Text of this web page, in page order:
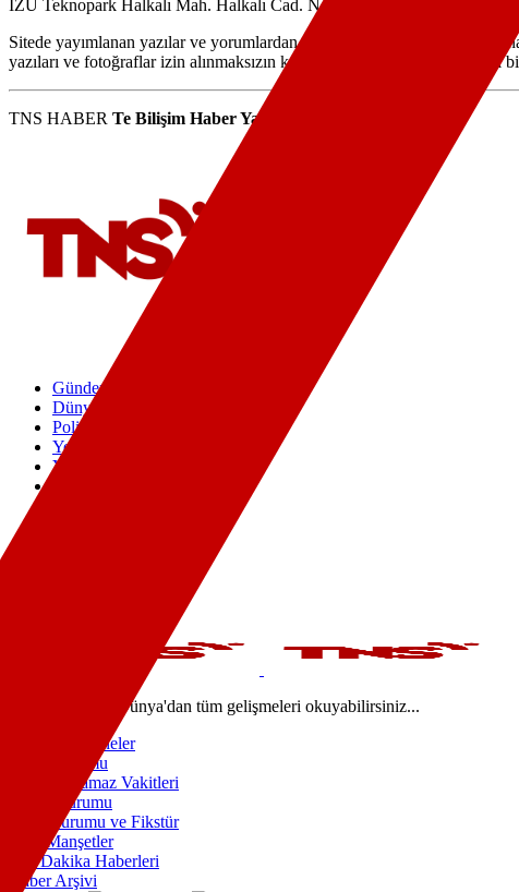
İZÜ Teknopark Halkalı Mah. Halkalı Cad. No: 281/23 İç Kapı No: 19
Sitede yayımlanan yazılar ve yorumlardan yazarları sorumludur.
yazıları ve fotoğraflar izin alınmaksızın kaynak gösterilse dahi, herhangi
TNS HABER Te Bilişim Haber Yazılım
Gündem
Dünya
Politika
Yerel
Yaşam
Türkiye'den ve Dünya'dan tüm gelişmeleri okuyabilirsiniz...
Nöbetçi Eczaneler
Hava Durumu
İstanbul Namaz Vakitleri
Trafik Durumu
Puan Durumu ve Fikstür
Tüm Manşetler
Son Dakika Haberleri
Haber Arşivi